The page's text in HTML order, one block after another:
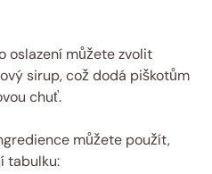
oslazení můžete zvolit
sirup, což dodá piškotům
chuť.
můžete použít,
tabulku: